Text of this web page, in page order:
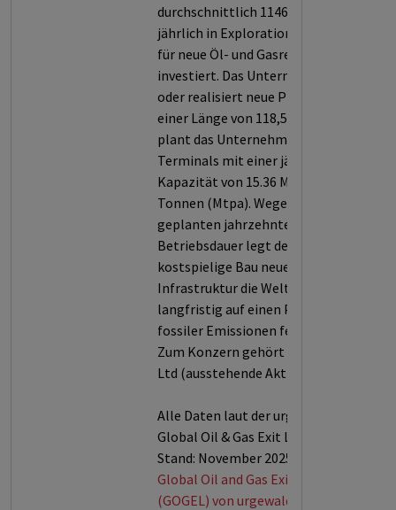
durchschnittlich 1146,5 Mio. USD
jährlich in Explorationsvorhaben
für neue Öl- und Gasressourcen
investiert. Das Unternehmen plant
oder realisiert neue Pipelines mit
einer Länge von 118,53 km. Zudem
plant das Unternehmen LNG-
Terminals mit einer jährlichen
Kapazität von 15.36 Millionen
Tonnen (Mtpa). Wegen der
geplanten jahrzehntelangen
Betriebsdauer legt der
kostspielige Bau neuer
Infrastruktur die Welt auch
langfristig auf einen Pfad hoher
fossiler Emissionen fest.
Zum Konzern gehört Imperial Oil
Ltd (ausstehende Aktien).
Alle Daten laut der urgewald
Global Oil & Gas Exit List (GOGEL,
Stand: November 2025).
Global Oil and Gas Exit List
(GOGEL) von urgewald (Stand: Nov.